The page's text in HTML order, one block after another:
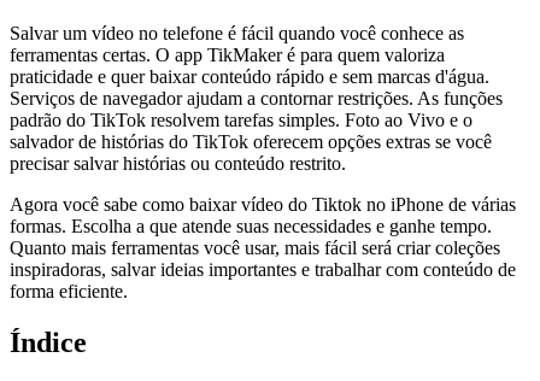
Salvar um vídeo no telefone é fácil quando você conhece as
ferramentas certas. O app TikMaker é para quem valoriza
praticidade e quer baixar conteúdo rápido e sem marcas d'água.
Serviços de navegador ajudam a contornar restrições. As funções
padrão do TikTok resolvem tarefas simples. Foto ao Vivo e o
salvador de histórias do TikTok oferecem opções extras se você
precisar salvar histórias ou conteúdo restrito.
Agora você sabe como baixar vídeo do Tiktok no iPhone de várias
formas. Escolha a que atende suas necessidades e ganhe tempo.
Quanto mais ferramentas você usar, mais fácil será criar coleções
inspiradoras, salvar ideias importantes e trabalhar com conteúdo de
forma eficiente.
Índice